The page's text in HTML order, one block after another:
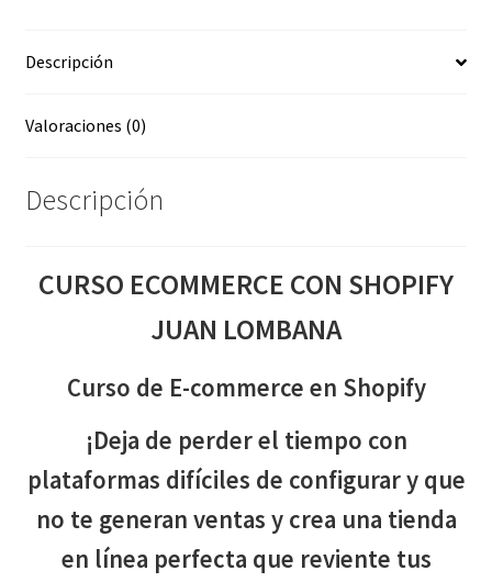
Descripción
Valoraciones (0)
Descripción
CURSO ECOMMERCE CON SHOPIFY
JUAN LOMBANA
Curso de E-commerce en Shopify
¡Deja de perder el tiempo con
plataformas difíciles de configurar y que
no te generan ventas y crea una tienda
en línea perfecta que reviente tus